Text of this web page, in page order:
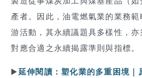
產者。因此，油電燃氣業的業務
游活動，其永續議題具多樣性，
對應合適之永續揭露準則與指標。
▶️延伸閱讀：塑化業的多重困境｜